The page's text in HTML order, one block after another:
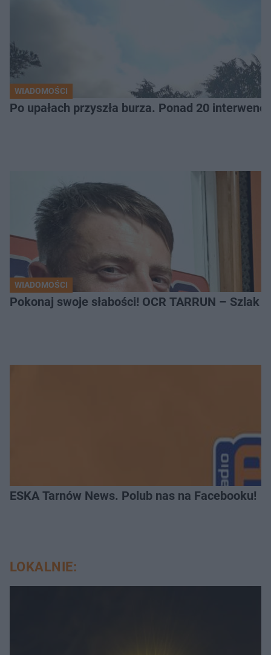
WIADOMOŚCI
Po upałach przyszła burza. Ponad 20
WIADOMOŚCI
Pokonaj swoje słabości! OCR TARRUN – Szlak
ESKA Tarnów News. Polub nas na Facebooku!
LOKALNIE: